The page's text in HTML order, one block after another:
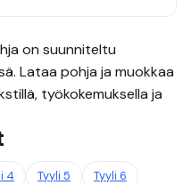
on suunniteltu
Lataa pohja ja muokkaa
työkokemuksella ja
4 Tyyli 5 Tyyli 6